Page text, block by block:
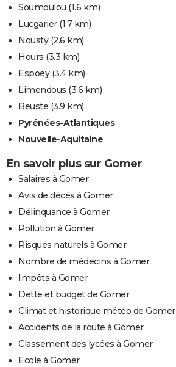
Soumoulou (1.6 km)
Lucgarier(1.7 km)
Nousty(2.6 km)
Hours (3.3 km)
Espoey(3.4 km)
Limendous (3.6 km)
Beuste (3.9 km)
Pyrénées-Atlantiques
Nouvelle-Aquitaine
En savoir plus sur Gomer
Salaires à Gomer
Avis de décès à Gomer
Délinquance à Gomer
Pollution à Gomer
Risques naturels à Gomer
Nombre de médecins à Gomer
Impôts à Gomer
Dette et budget de Gomer
Climat et historique météo de Gomer
Accidents de la route à Gomer
Classement des lycées à Gomer
Ecole à Gomer